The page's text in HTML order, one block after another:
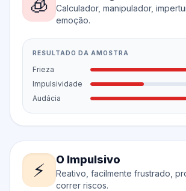
🧊
Calculador, manipulador,
emoção.
RESULTADO DA AMOSTRA
Frieza
Impulsividade
Audácia
⚡ O Impulsivo
Reativo, facilmente frustrado,
correr riscos.